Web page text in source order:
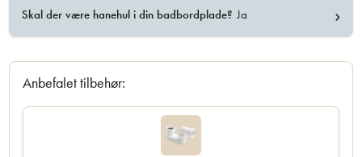
Skal der være hanehul i din badbordplade? Ja ›
Anbefalet tilbehør: